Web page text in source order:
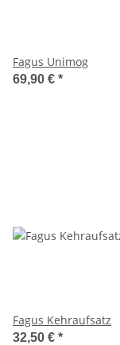
Fagus Unimog
69,90 € *
Fagus Kehraufsatz
32,50 € *